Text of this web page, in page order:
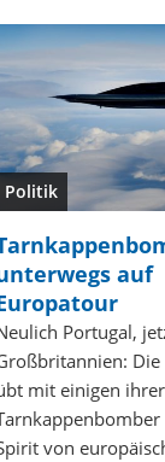
Politik
auf
Portugal,
Die
mit einigen ihrer
von